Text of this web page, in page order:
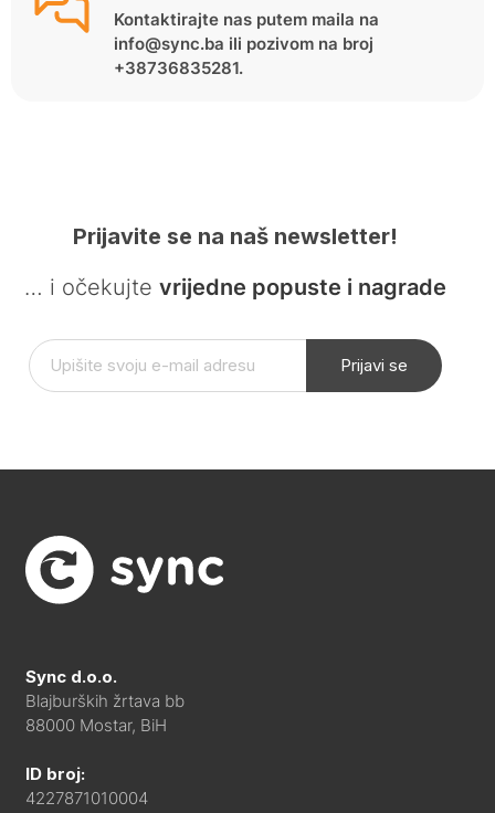
Kontaktirajte nas putem maila na
info@sync.ba ili pozivom na broj
+38736835281.
Prijavite se na naš newsletter!
… i očekujte vrijedne popuste i nagrade
Prijavi se
Sync d.o.o.
Blajburških žrtava bb
88000 Mostar, BiH
ID broj:
4227871010004